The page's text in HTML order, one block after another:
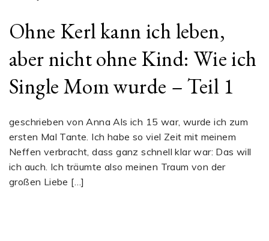
Ohne Kerl kann ich leben,
aber nicht ohne Kind: Wie ich
Single Mom wurde – Teil 1
geschrieben von Anna Als ich 15 war, wurde ich zum
ersten Mal Tante. Ich habe so viel Zeit mit meinem
Neffen verbracht, dass ganz schnell klar war: Das will
ich auch. Ich träumte also meinen Traum von der
großen Liebe […]